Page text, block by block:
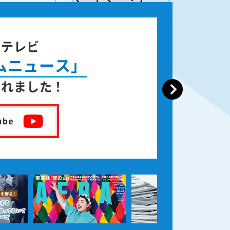
レビ
ュース」
ました！